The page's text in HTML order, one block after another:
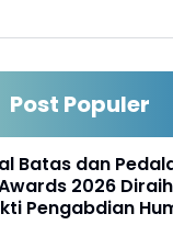
Post Populer
Batas dan
2026
Pengabdian